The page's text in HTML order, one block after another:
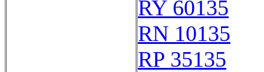
RY 60135
RN 10135
RP 35135